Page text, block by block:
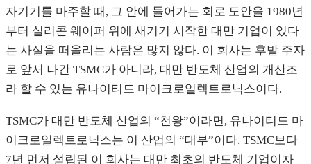
자기기를 마주할 때, 그 안에 들어가는 회로 도안을 1980년
부터 실리콘 웨이퍼 위에 새기기 시작한 대만 기업이 있다
는 사실을 떠올리는 사람은 많지 않다. 이 회사는 후발 주자
로 앞서 나간 TSMC가 아니라, 대만 반도체 산업의 개산조
라 할 수 있는 유나이티드 마이크로일렉트로닉스이다.
TSMC가 대만 반도체 산업의 “천왕”이라면, 유나이티드 마
이크로일렉트로닉스는 이 산업의 “대부”이다. TSMC보다
7년 먼저 설립된 이 회사는 대만 최초의 반도체 기업이자